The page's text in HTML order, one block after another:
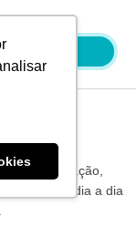
e inovação,
tornar o dia a dia